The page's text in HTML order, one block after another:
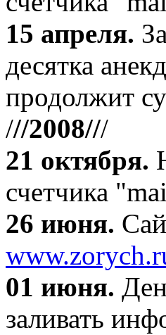
15 апреля.
десятка
продолжит
///2008///
21 октября.
счетчика
26 июня.
01 июня.
заливать